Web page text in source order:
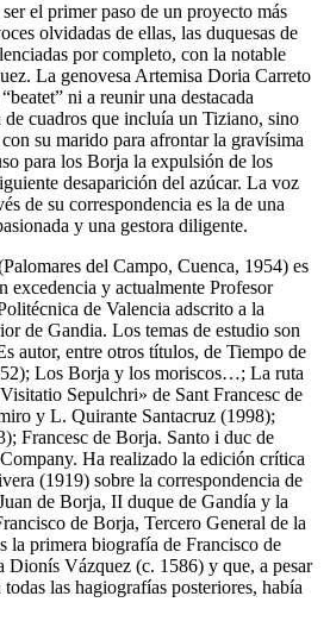
el primer paso de un proyecto más
olvidadas de ellas, las duquesas de
por completo, con la notable
La genovesa Artemisa Doria Carreto
ni a reunir una destacada
cuadros que incluía un Tiziano, sino
su marido para afrontar la gravísima
para los Borja la expulsión de los
desaparición del azúcar. La voz
de su correspondencia es la de una
y una gestora diligente.
del Campo, Cuenca, 1954) es
excedencia y actualmente Profesor
de Valencia adscrito a la
de Gandia. Los temas de estudio son
autor, entre otros títulos, de Tiempo de
Los Borja y los moriscos…; La ruta
Sepulchri» de Sant Francesc de
y L. Quirante Santacruz (1998);
Francesc de Borja. Santo i duc de
Ha realizado la edición crítica
(1919) sobre la correspondencia de
de Borja, II duque de Gandía y la
de Borja, Tercero General de la
la primera biografía de Francisco de
Dionís Vázquez (c. 1586) y que, a pesar
las hagiografías posteriores, había